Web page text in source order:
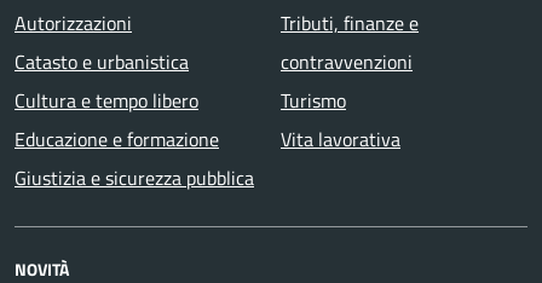
Autorizzazioni
Catasto e urbanistica
Cultura e tempo libero
Educazione e formazione
Giustizia e sicurezza pubblica
Tributi, finanze e
contravvenzioni
Turismo
Vita lavorativa
NOVITÀ